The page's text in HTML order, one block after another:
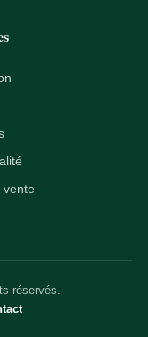
vente
réservés.